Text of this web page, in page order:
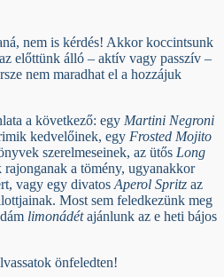
nem is kérdés! Akkor koccintsunk
előttünk álló – aktív vagy passzív –
nem maradhat el a hozzájuk
a következő: egy Martini Negroni
kedvelőinek, egy Frosted Mojito
szerelmeseinek, az ütős Long
a tömény, ugyanakkor
vagy egy divatos Aperol Spritz az
Most sem feledkezünk meg
limonádétajánlunk az e heti bájos
önfeledten!